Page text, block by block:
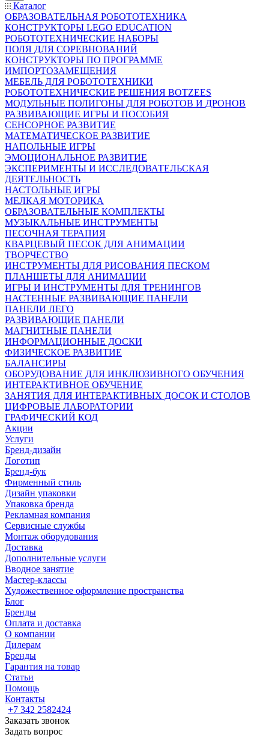
Каталог
ОБРАЗОВАТЕЛЬНАЯ РОБОТОТЕХНИКА
КОНСТРУКТОРЫ LEGO EDUCATION
РОБОТОТЕХНИЧЕСКИЕ НАБОРЫ
ПОЛЯ ДЛЯ СОРЕВНОВАНИЙ
КОНСТРУКТОРЫ ПО ПРОГРАММЕ
ИМПОРТОЗАМЕЩЕНИЯ
МЕБЕЛЬ ДЛЯ РОБОТОТЕХНИКИ
РОБОТОТЕХНИЧЕСКИЕ РЕШЕНИЯ BOTZEES
МОДУЛЬНЫЕ ПОЛИГОНЫ ДЛЯ РОБОТОВ И ДРОНОВ
РАЗВИВАЮЩИЕ ИГРЫ И ПОСОБИЯ
СЕНСОРНОЕ РАЗВИТИЕ
МАТЕМАТИЧЕСКОЕ РАЗВИТИЕ
НАПОЛЬНЫЕ ИГРЫ
ЭМОЦИОНАЛЬНОЕ РАЗВИТИЕ
ЭКСПЕРИМЕНТЫ И ИССЛЕДОВАТЕЛЬСКАЯ
ДЕЯТЕЛЬНОСТЬ
НАСТОЛЬНЫЕ ИГРЫ
МЕЛКАЯ МОТОРИКА
ОБРАЗОВАТЕЛЬНЫЕ КОМПЛЕКТЫ
МУЗЫКАЛЬНЫЕ ИНСТРУМЕНТЫ
ПЕСОЧНАЯ ТЕРАПИЯ
КВАРЦЕВЫЙ ПЕСОК ДЛЯ АНИМАЦИИ
ТВОРЧЕСТВО
ИНСТРУМЕНТЫ ДЛЯ РИСОВАНИЯ ПЕСКОМ
ПЛАНШЕТЫ ДЛЯ АНИМАЦИИ
ИГРЫ И ИНСТРУМЕНТЫ ДЛЯ ТРЕНИНГОВ
НАСТЕННЫЕ РАЗВИВАЮЩИЕ ПАНЕЛИ
ПАНЕЛИ ЛЕГО
РАЗВИВАЮЩИЕ ПАНЕЛИ
МАГНИТНЫЕ ПАНЕЛИ
ИНФОРМАЦИОННЫЕ ДОСКИ
ФИЗИЧЕСКОЕ РАЗВИТИЕ
БАЛАНСИРЫ
ОБОРУДОВАНИЕ ДЛЯ ИНКЛЮЗИВНОГО ОБУЧЕНИЯ
ИНТЕРАКТИВНОЕ ОБУЧЕНИЕ
ЗАНЯТИЯ ДЛЯ ИНТЕРАКТИВНЫХ ДОСОК И СТОЛОВ
ЦИФРОВЫЕ ЛАБОРАТОРИИ
ГРАФИЧЕСКИЙ КОД
Акции
Услуги
Бренд-дизайн
Логотип
Бренд-бук
Фирменный стиль
Дизайн упаковки
Упаковка бренда
Рекламная компания
Сервисные службы
Монтаж оборудования
Доставка
Дополнительные услуги
Вводное занятие
Мастер-классы
Художественное оформление пространства
Блог
Бренды
Оплата и доставка
О компании
Дилерам
Бренды
Гарантия на товар
Статьи
Помощь
Контакты
+7 342 2582424
Заказать звонок
Задать вопрос